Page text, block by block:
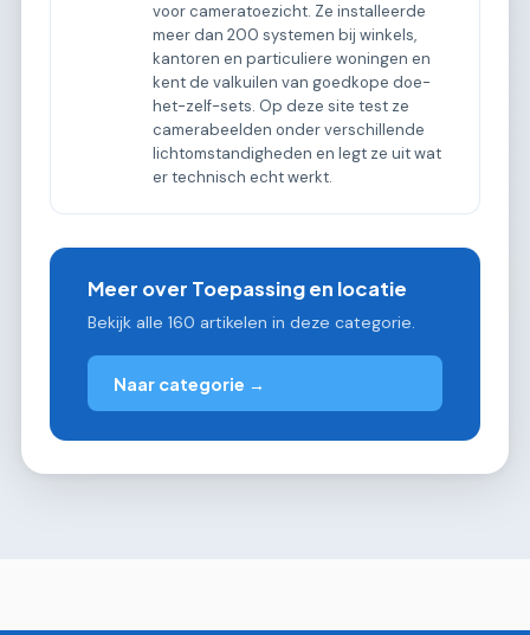
voor cameratoezicht. Ze installeerde
meer dan 200 systemen bij winkels,
kantoren en particuliere woningen en
kent de valkuilen van goedkope doe-
het-zelf-sets. Op deze site test ze
camerabeelden onder verschillende
lichtomstandigheden en legt ze uit wat
er technisch echt werkt.
Meer over Toepassing en locatie
Bekijk alle 160 artikelen in deze categorie.
Naar categorie →